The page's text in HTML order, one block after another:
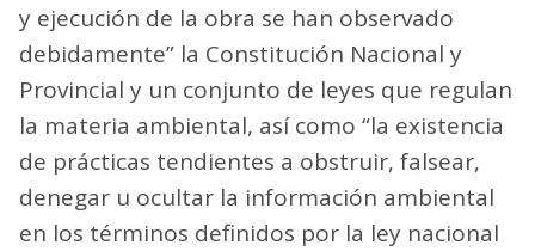
y ejecución de la obra se han observado
debidamente” la Constitución Nacional y
Provincial y un conjunto de leyes que regulan
la materia ambiental, así como “la existencia
de prácticas tendientes a obstruir, falsear,
denegar u ocultar la información ambiental
en los términos definidos por la ley nacional